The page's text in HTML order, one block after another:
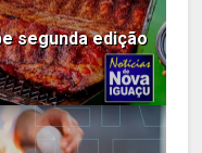
segunda edição